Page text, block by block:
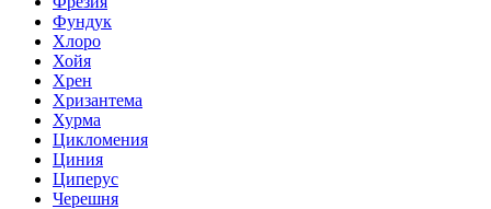
Фундук
Хлоро
Хойя
Хрен
Хризантема
Хурма
Цикломения
Циния
Циперус
Черешня